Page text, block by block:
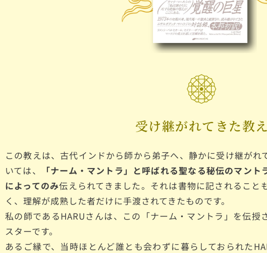
受け継がれてきた教え
この教えは、古代インドから師から弟子へ、静かに受け継がれ
いては、
「ナーム・マントラ」と呼ばれる聖なる秘伝のマント
によってのみ伝えられてきました。それは書物に記されること
く、理解が成熟した者だけに手渡されてきたものです。
私の師であるHARUさんは、この「ナーム・マントラ」を伝授
スターです。
あるご縁で、当時ほとんど誰とも会わずに暮らしておられた